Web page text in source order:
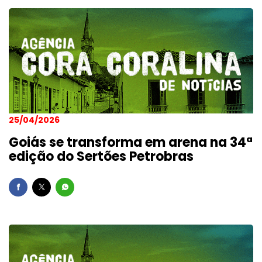
25/04/2026
Goiás se transforma em arena na 34ª
edição do Sertões Petrobras